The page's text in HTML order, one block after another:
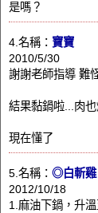
是嗎？
4.名稱： 寶寶
2010/5/30
謝謝老師指導 難
結果黏鍋啦...肉
現在懂了
5.名稱： ◎白斬雞
2012/10/18
1.麻油下鍋，升